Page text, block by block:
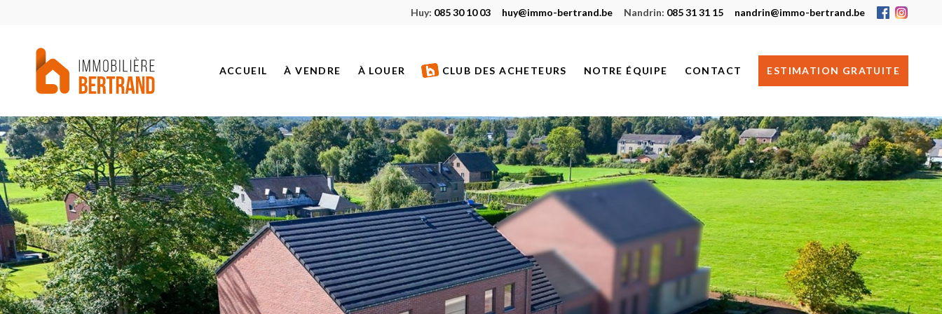
Huy: 085 30 10 03 huy@immo-bertrand.be Nandrin: 085 31 31 15 nandrin@immo-bertrand.be
ACCUEIL À VENDRE
PROJETS NEUFS
BIENS VENDUS
BIENS DE PRESTIGE
À LOUER
BIENS LOUÉS
CLUB DES ACHETEURS NOTRE ÉQUIPE CONTACT
NANDRIN
JE RECHERCHE UN BIEN
ESTIMATION GRATUITE